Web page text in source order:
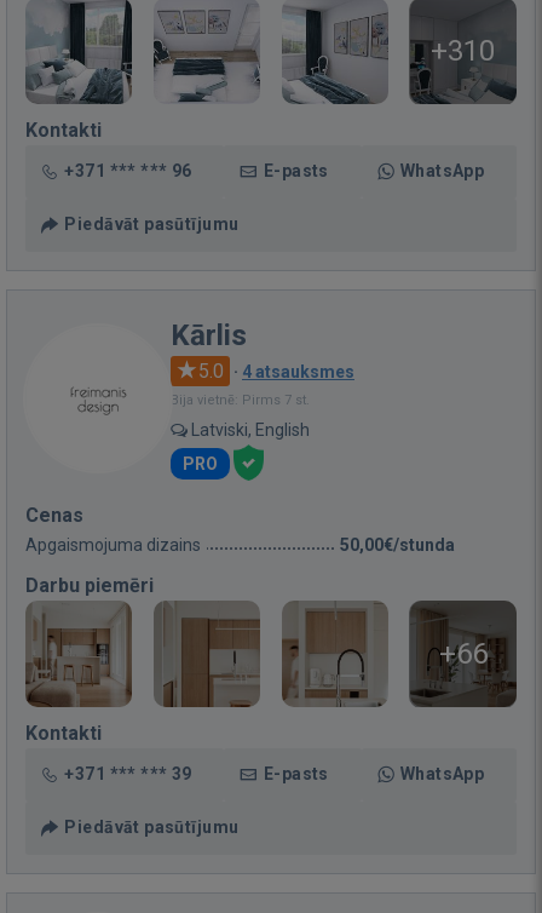
+310
Kontakti
+371 *** *** 96 E-pasts WhatsApp
Piedāvāt pasūtījumu
Kārlis
5.0 · 4 atsauksmes
Bija vietnē: Pirms 7 st.
Latviski, English
PRO
Cenas
Apgaismojuma dizains 50,00€/stunda
Darbu piemēri
+66
Kontakti
+371 *** *** 39 E-pasts WhatsApp
Piedāvāt pasūtījumu